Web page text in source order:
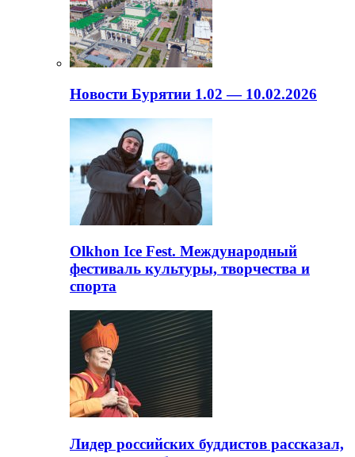
Новости Бурятии 1.02 — 10.02.2026
Olkhon Ice Fest. Международный
фестиваль культуры, творчества и
спорта
Лидер российских буддистов рассказал,